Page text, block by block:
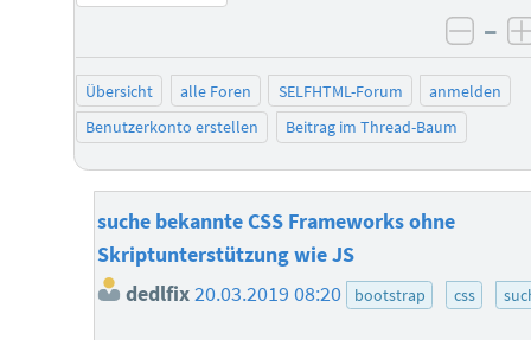
–
Übersicht alle Foren SELFHTML-Forum
anmelden
Benutzerkonto erstellen
Beitrag im Thread-Baum
suche bekannte CSS Frameworks ohne
Skriptunterstützung wie JS
dedlfix20.03.2019 08:20 bootstrap css